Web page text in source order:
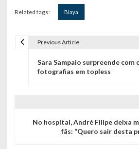
Related tags : Blaya
Previous Article
Sara Sampaio surpreende com
fotografias em topless
No hospital, André Filipe deixa
fãs: “Quero sair desta